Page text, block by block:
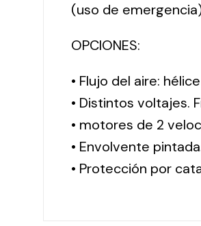
(uso de
OPCIONES:
• Flujo del aire:
• Distintos voltajes.
• motores de 2
• Envolvente
• Protección por